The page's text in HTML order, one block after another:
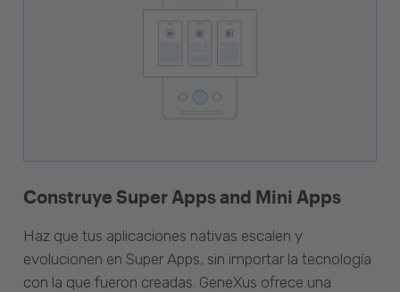
Construye Super Apps and Mini Apps
Haz que tus aplicaciones nativas escalen y
evolucionen en Super Apps, sin importar la tecnología
con la que fueron creadas. GeneXus ofrece una